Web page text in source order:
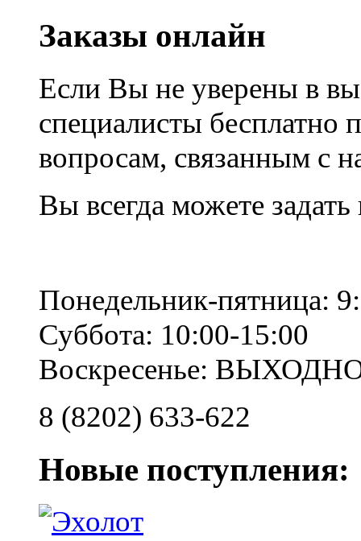
Заказы онлайн
Если Вы не уверены в
специалисты
вопросам, связанным с
Вы всегда можете
Понедельник-пятница:
Суббота: 10:00-15:00
Воскресенье:
8 (8202) 633-622
Новые поступления: